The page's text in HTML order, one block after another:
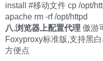
install #移动文件 cp /opt/
apache rm -rf /opt/httpd
八.浏览器上配置代理 傲游
Foxyproxy标准版,支持黑
方便点